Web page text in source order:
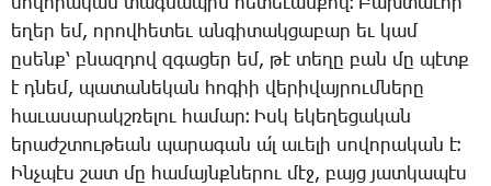
սո­վո­րա­կան տագ­նա­պին հե­տե­ւան­քով։ ­Բախ­տա­ւոր
ե­ղեր եմ, ո­րով­հե­տեւ ան­գի­տակ­ցա­բար եւ կամ
ը­սենք՝ բնազ­դով զգա­ցեր եմ, թէ տե­ղը բան մը պէտք
է դնեմ, պա­տա­նե­կան հո­գիի վե­րի­վայ­րում­նե­րը
հա­ւա­սա­րակշ­ռե­լու հա­մար։ Իսկ ե­կե­ղե­ցա­կան
ե­րաժշ­տու­թեան պա­րա­գան ա՛լ ա­ւե­լի սո­վո­րա­կան է։
Ինչ­պէս շատ մը հա­մայնք­նե­րու մէջ, բայց յատ­կա­պէս